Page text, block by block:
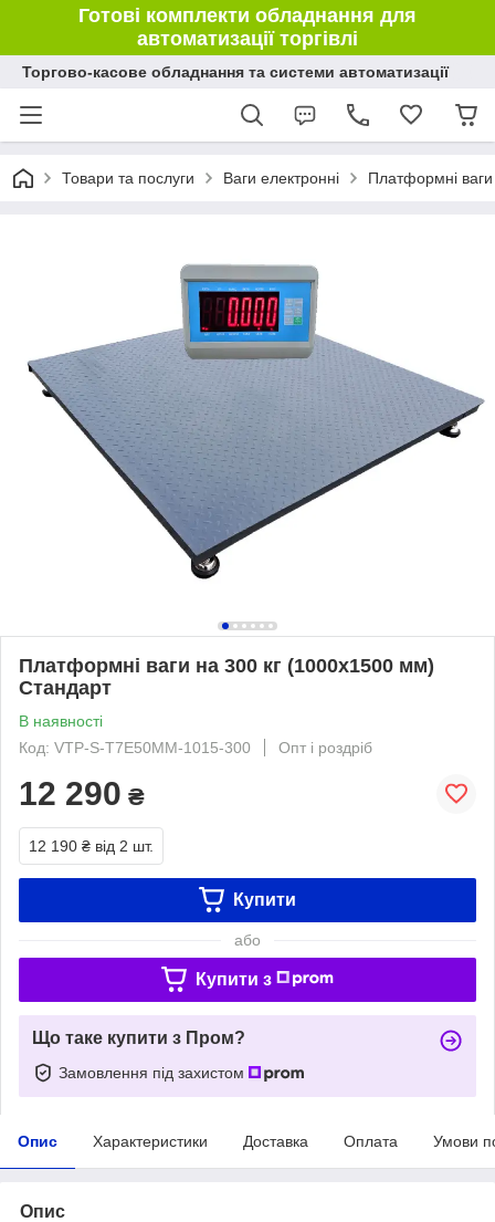
Готові комплекти обладнання для
автоматизації торгівлі
Торгово-касове обладнання та системи автоматизації
Товари та послуги Ваги електронні Платформні ваги
Платформні ваги на 300 кг (1000х1500 мм)
Стандарт
В наявності
Код: VTP-S-Т7Е50ММ-1015-300
Опт і роздріб
12 290 ₴
12 190 ₴ від 2 шт.
Купити
або
Купити з
Що таке купити з Пром?
Замовлення під захистом
Опис Характеристики Доставка Оплата Умови
Опис